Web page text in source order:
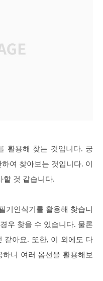
활용해 찾는 것입니다. 궁
여 찾아보는 것입니다. 이
할 것 같습니다.
기인식기를 활용해 찾습니
우 찾을 수 있습니다. 물론
같아요. 또한, 이 외에도 다
니 여러 옵션을 활용해보